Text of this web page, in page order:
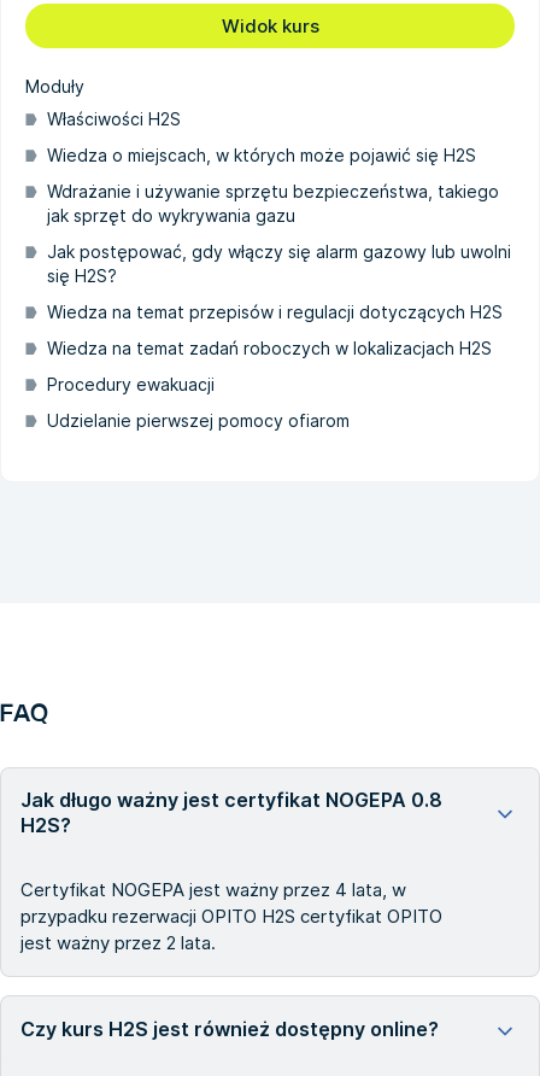
Widok kurs
Moduły
Właściwości H2S
Wiedza o miejscach, w których może pojawić się H2S
Wdrażanie i używanie sprzętu bezpieczeństwa, takiego
jak sprzęt do wykrywania gazu
Jak postępować, gdy włączy się alarm gazowy lub uwolni
się H2S?
Wiedza na temat przepisów i regulacji dotyczących H2S
Wiedza na temat zadań roboczych w lokalizacjach H2S
Procedury ewakuacji
Udzielanie pierwszej pomocy ofiarom
FAQ
Jak długo ważny jest certyfikat NOGEPA 0.8
H2S?
Certyfikat NOGEPA jest ważny przez 4 lata, w
przypadku rezerwacji OPITO H2S certyfikat OPITO
jest ważny przez 2 lata.
Czy kurs H2S jest również dostępny online?